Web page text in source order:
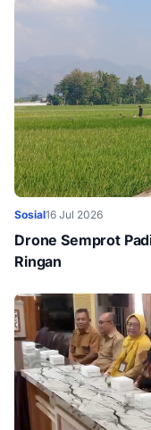
Sosial16 Jul 2026
Drone Semprot
Ringan